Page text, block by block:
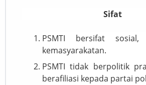
Sifat
PSMTI bersifat
kemasyarakatan.
PSMTI tidak berpolitik
berafiliasi kepada partai